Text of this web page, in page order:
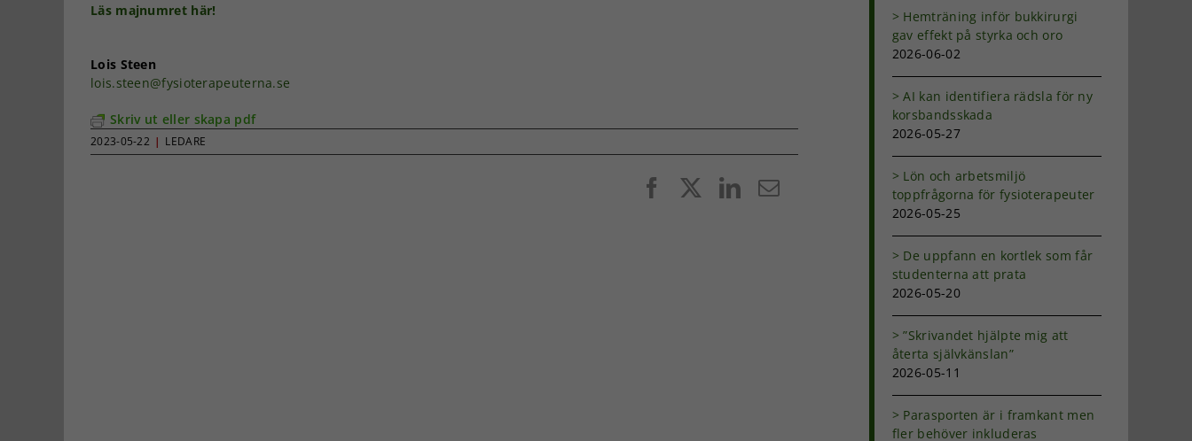
Läs majnumret här!
Lois Steen
lois.steen@fysioterapeuterna.se
Skriv ut eller skapa pdf
2023-05-22 | LEDARE
FacebookLinkedIn
E-
Hemträning inför bukkirurgi
gav effekt på styrka och oro
2026-06-02
AI kan identifiera rädsla för ny
korsbandsskada
2026-05-27
Lön och arbetsmiljö
toppfrågorna för fysioterapeuter
2026-05-25
De uppfann en kortlek som får
studenterna att prata
2026-05-20
”Skrivandet hjälpte mig att
återta självkänslan”
2026-05-11
Parasporten är i framkant men
fler behöver inkluderas